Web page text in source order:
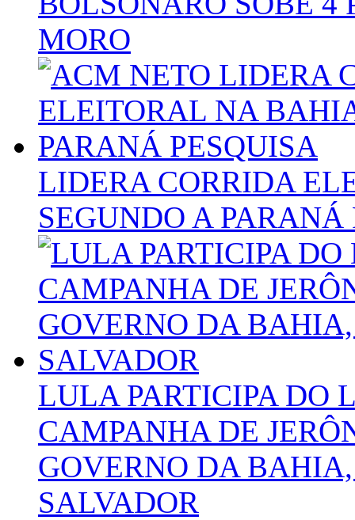
MORO
LIDERA CORRIDA
SEGUNDO A PARANÁ
LULA PARTICIPA DO
CAMPANHA DE
GOVERNO DA
SALVADOR